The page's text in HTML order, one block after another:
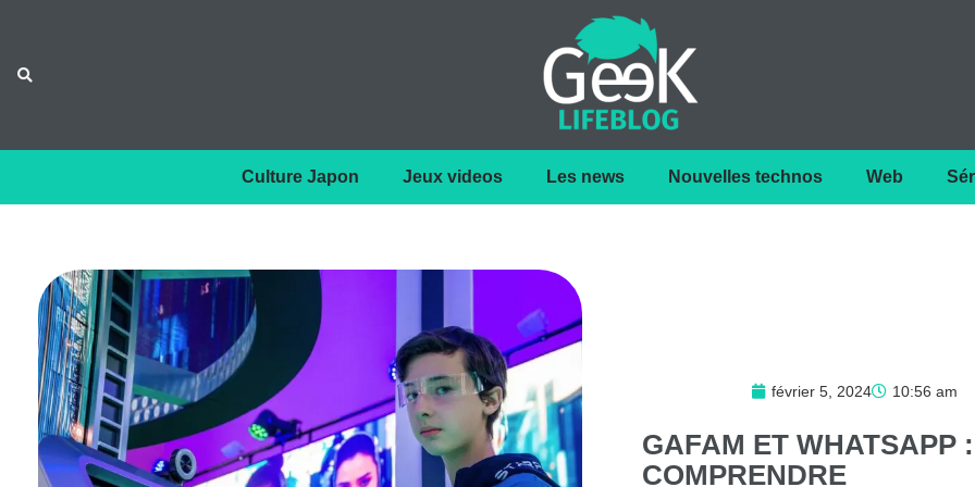
Culture Japon Jeux videos Les news Nouvelles technos Web
février 5, 2024 10:56 am
GAFAM ET WHATSAPP :
COMPRENDRE